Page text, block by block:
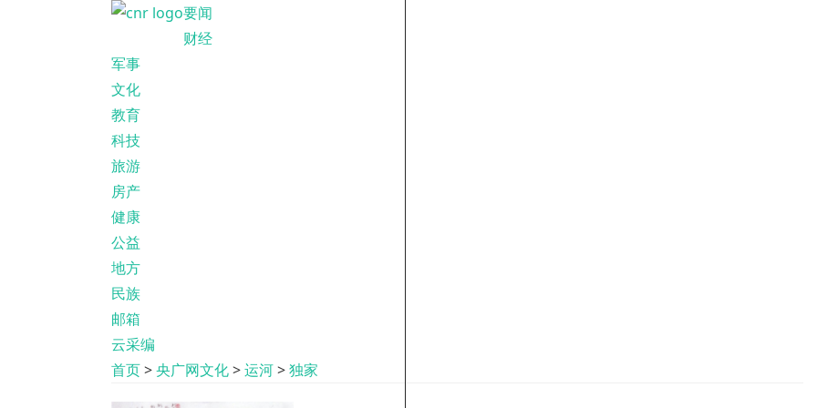
要闻
财经
军事
文化
教育
科技
旅游
房产
健康
公益
地方
民族
邮箱
云采编
首页>央广网文化>运河>独家